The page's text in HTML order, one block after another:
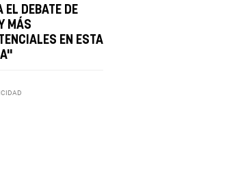
EL DEBATE DE
MÁS
EN ESTA